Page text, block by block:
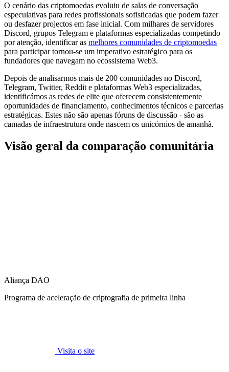
O cenário das criptomoedas evoluiu de salas de conversação
especulativas para redes profissionais sofisticadas que podem fazer
ou desfazer projectos em fase inicial. Com milhares de servidores
Discord, grupos Telegram e plataformas especializadas competindo
por atenção, identificar as melhores comunidades de criptomoedas
para participar tornou-se um imperativo estratégico para os
fundadores que navegam no ecossistema Web3.
Depois de analisarmos mais de 200 comunidades no Discord,
Telegram, Twitter, Reddit e plataformas Web3 especializadas,
identificámos as redes de elite que oferecem consistentemente
oportunidades de financiamento, conhecimentos técnicos e parcerias
estratégicas. Estes não são apenas fóruns de discussão - são as
camadas de infraestrutura onde nascem os unicórnios de amanhã.
Visão geral da comparação comunitária
Aliança DAO
Programa de aceleração de criptografia de primeira linha
Visita o site